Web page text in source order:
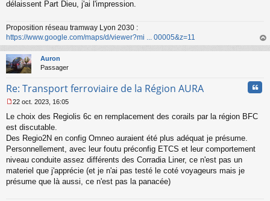
o
u
délaissent Part Dieu, j'ai l'impression.
Proposition réseau tramway Lyon 2030 :
https://www.google.com/maps/d/viewer?mi ... 00005&z=11
au
Auron
Passager
Re: Transport ferroviaire de la Région AURA
e
s
s
g
e
n
o
22 oct. 2023, 16:05
Le choix des Regiolis 6c en remplacement des corails par la région BFC
est discutable.
Des Regio2N en config Omneo auraient été plus adéquat je présume.
Personnellement, avec leur foutu préconfig ETCS et leur comportement
niveau conduite assez différents des Corradia Liner, ce n'est pas un
materiel que j'apprécie (et je n'ai pas testé le coté voyageurs mais je
présume que là aussi, ce n'est pas la panacée)